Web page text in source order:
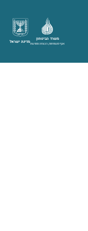
מדינת ישראל
משרד הביטחון
אגף משפחות, הנצחה ומורשת